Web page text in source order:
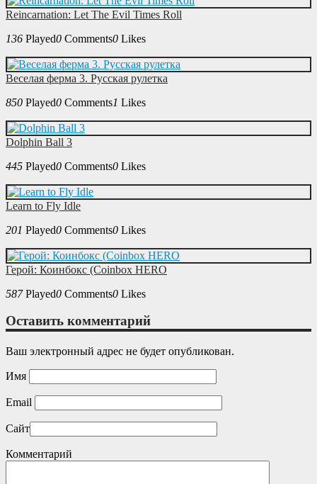
Reincarnation: Let The Evil Times Roll
136 Played0 Comments0 Likes
Веселая ферма 3. Русская рулетка
850 Played0 Comments1 Likes
Dolphin Ball 3
445 Played0 Comments0 Likes
Learn to Fly Idle
201 Played0 Comments0 Likes
Герой: Коинбокс (Coinbox HERO
587 Played0 Comments0 Likes
Оставить комментарий
Ваш электронный адрес не будет опубликован.
Имя
Email
Сайт
Комментарий